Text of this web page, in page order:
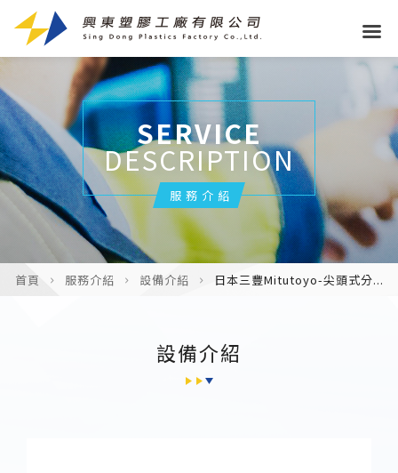
SERVICE
DESCRIPTION
服務介紹
首頁 服務介紹 設備介紹 日本三豐Mitutoyo-尖頭式分...
設備介紹